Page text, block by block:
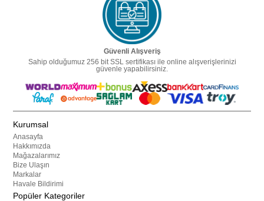
Güvenli Alışveriş
Sahip olduğumuz 256 bit SSL sertifikası ile online alışverişlerinizi
güvenle yapabilirsiniz.
Kurumsal
Anasayfa
Hakkımızda
Mağazalarımız
Bize Ulaşın
Markalar
Havale Bildirimi
Popüler Kategoriler